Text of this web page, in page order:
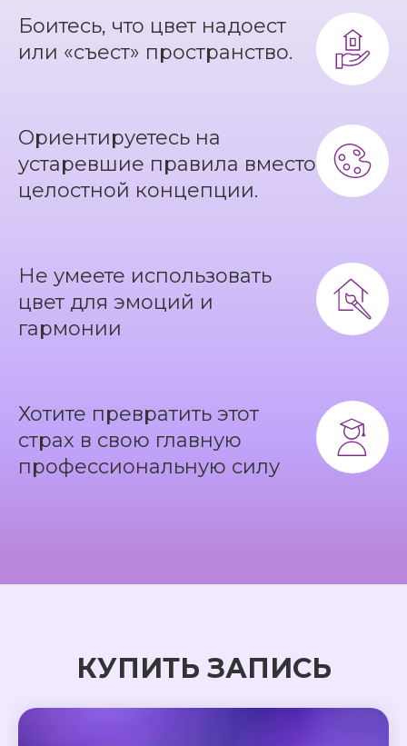
Боитесь, что цвет надоест
или «съест» пространство.
Ориентируетесь на
устаревшие правила вместо
целостной концепции.
Не умеете использовать
цвет для эмоций и
гармонии
Хотите превратить этот
страх в свою главную
профессиональную силу
КУПИТЬ ЗАПИСЬ